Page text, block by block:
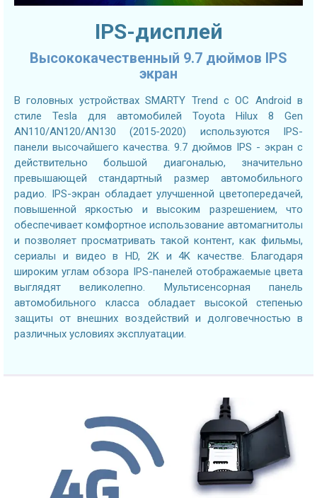
IPS-дисплей
Высококачественный 9.7 дюймов IPS
экран
В головных устройствах SMARTY Trend с ОС Android в
стиле Tesla для автомобилей Toyota Hilux 8 Gen
AN110/AN120/AN130 (2015-2020) используются IPS-
панели высочайшего качества. 9.7 дюймов IPS - экран с
действительно большой диагональю, значительно
превышающей стандартный размер автомобильного
радио. IPS-экран обладает улучшенной цветопередачей,
повышенной яркостью и высоким разрешением, что
обеспечивает комфортное использование автомагнитолы
и позволяет просматривать такой контент, как фильмы,
сериалы и видео в HD, 2K и 4K качестве. Благодаря
широким углам обзора IPS-панелей отображаемые цвета
выглядят великолепно. Мультисенсорная панель
автомобильного класса обладает высокой степенью
защиты от внешних воздействий и долговечностью в
различных условиях эксплуатации.